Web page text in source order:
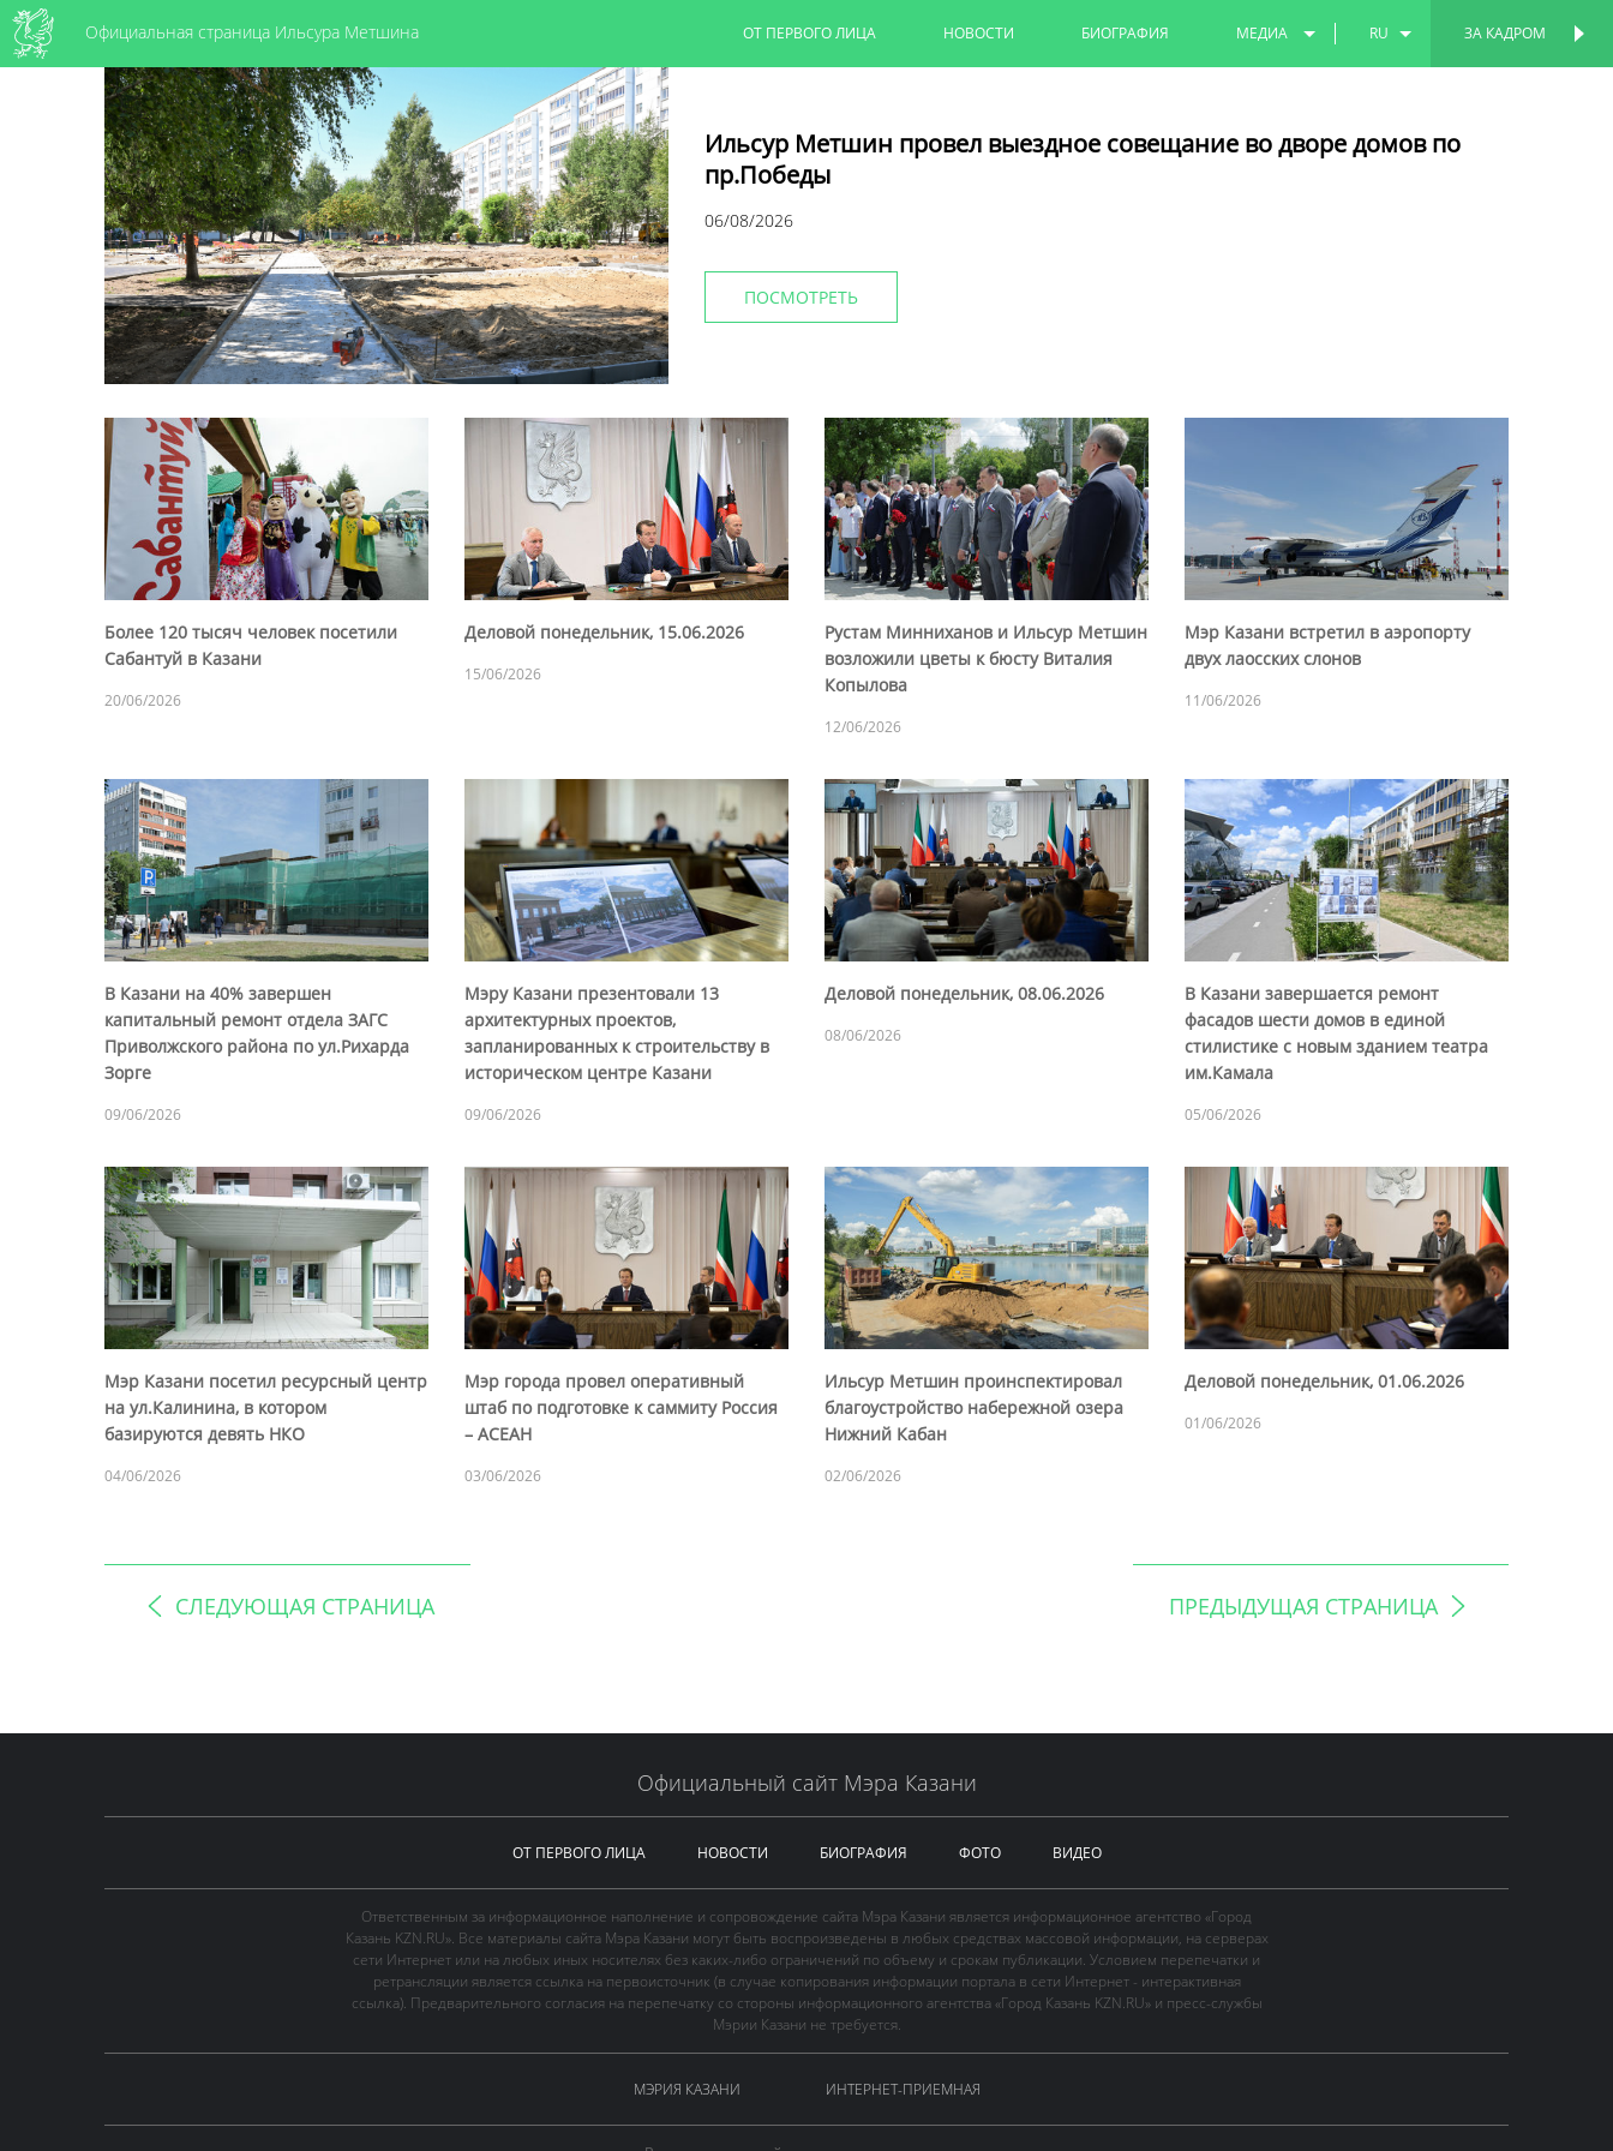
Официальная страница Ильсура Метшина ЗА КАДРОМ
ОТ ПЕРВОГО ЛИЦА НОВОСТИ БИОГРАФИЯ МЕДИА RU
Ильсур Метшин провел выездное совещание во дворе домов по
пр.Победы
06/08/2026
ПОСМОТРЕТЬ
Более 120 тысяч человек посетили
Сабантуй в Казани
20/06/2026
Деловой понедельник, 15.06.2026
15/06/2026
Рустам Минниханов и Ильсур Метшин
возложили цветы к бюсту Виталия
Копылова
12/06/2026
Мэр Казани встретил в аэропорту
двух лаосских слонов
11/06/2026
В Казани на 40% завершен
капитальный ремонт отдела ЗАГС
Приволжского района по ул.Рихарда
Зорге
09/06/2026
Мэру Казани презентовали 13
архитектурных проектов,
запланированных к строительству в
историческом центре Казани
09/06/2026
Деловой понедельник, 08.06.2026
08/06/2026
В Казани завершается ремонт
фасадов шести домов в единой
стилистике с новым зданием театра
им.Камала
05/06/2026
Мэр Казани посетил ресурсный центр
на ул.Калинина, в котором
базируются девять НКО
04/06/2026
Мэр города провел оперативный
штаб по подготовке к саммиту Россия
– АСЕАН
03/06/2026
Ильсур Метшин проинспектировал
благоустройство набережной озера
Нижний Кабан
02/06/2026
Деловой понедельник, 01.06.2026
01/06/2026
СЛЕДУЮЩАЯ СТРАНИЦА ПРЕДЫДУЩАЯ СТРАНИЦА
Официальный сайт Мэра Казани
ОТ ПЕРВОГО ЛИЦА НОВОСТИ БИОГРАФИЯ ФОТО ВИДЕО
Ответственным за информационное наполнение и сопровождение сайта Мэра Казани является информационное агентство «Город
Казань KZN.RU». Все материалы сайта Мэра Казани могут быть воспроизведены в любых средствах массовой информации, на серверах
сети Интернет или на любых иных носителях без каких-либо ограничений по объему и срокам публикации. Условием перепечатки и
ретрансляции является ссылка на первоисточник (в случае копирования информации портала в сети Интернет - интерактивная
ссылка). Предварительного согласия на перепечатку со стороны информационного агентства «Город Казань KZN.RU» и пресс-службы
Мэрии Казани не требуется.
МЭРИЯ КАЗАНИ ИНТЕРНЕТ-ПРИЕМНАЯ
ПЕРСОНАЛЬНАЯ